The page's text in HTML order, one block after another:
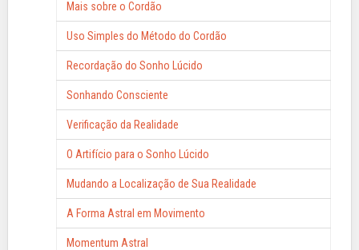
Mais sobre o Cordão
Uso Simples do Método do Cordão
Recordação do Sonho Lúcido
Sonhando Consciente
Verificação da Realidade
O Artifício para o Sonho Lúcido
Mudando a Localização de Sua Realidade
A Forma Astral em Movimento
Momentum Astral